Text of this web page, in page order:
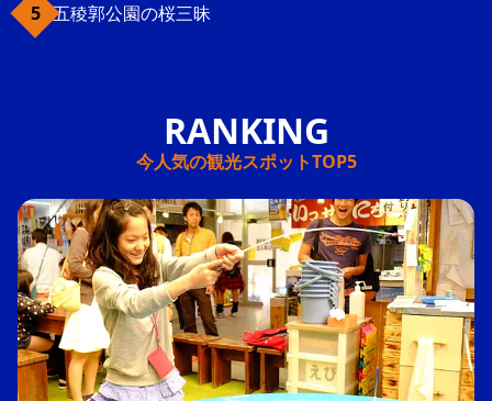
五稜郭公園の桜三昧
今人気の観光スポットTOP5